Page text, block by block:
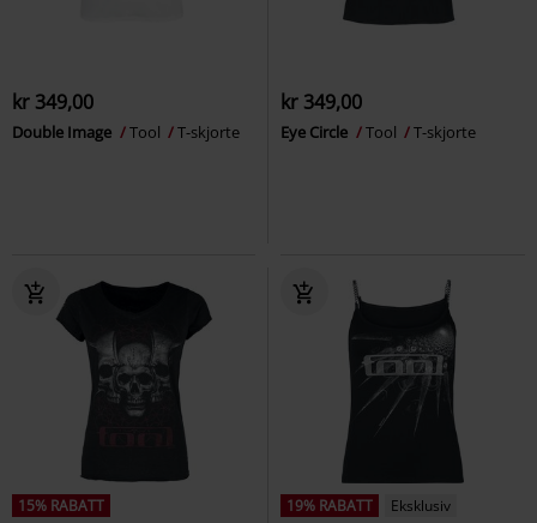
kr 349,00
Double Image Tool T-skjorte
kr 349,00
Eye Circle Tool T-skjorte
15% RABATT
19% RABATT
Eksklusiv